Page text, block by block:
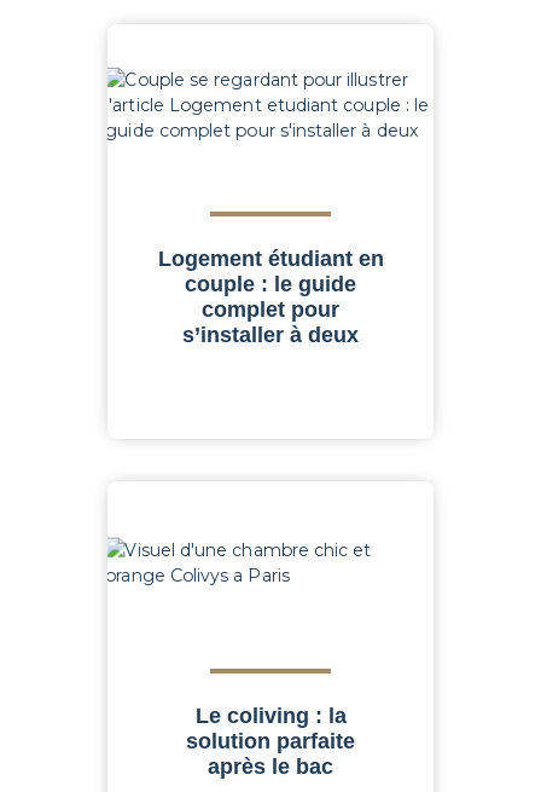
Logement étudiant en
couple : le guide
complet pour
s’installer à deux
Le coliving : la
solution parfaite
après le bac